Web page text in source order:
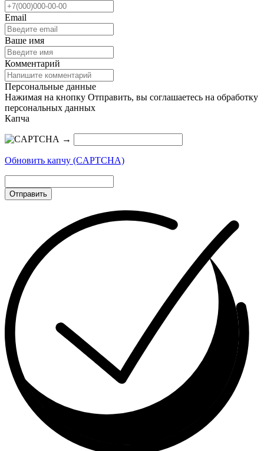
Email
Ваше имя
Комментарий
Персональные данные
Нажимая на кнопку Отправить, вы соглашаетесь на обработку
персональных данных
Капча
→
Обновить капчу (CAPTCHA)
Отправить